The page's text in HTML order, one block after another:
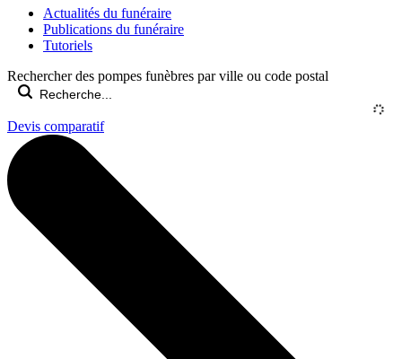
Actualités du funéraire
Publications du funéraire
Tutoriels
Rechercher des pompes funèbres par ville ou code postal
Devis comparatif